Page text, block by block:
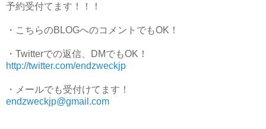
予約受付てます！！！
・こちらのBLOGへのコメントでもOK！
・Twitterでの返信、DMでもOK！
http://twitter.com/endzweckjp
・メールでも受付けてます！
endzweckjp@gmail.com